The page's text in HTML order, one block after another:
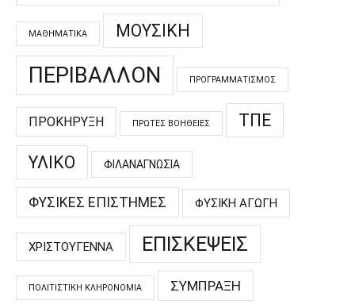
ΜΑΘΗΜΑΤΙΚΆ ΜΟΥΣΙΚΉ
ΠΕΡΙΒΆΛΛΟΝ ΠΡΟΓΡΑΜΜΑΤΙΣΜΌΣ
ΠΡΟΚΉΡΥΞΗ ΠΡΏΤΕΣ ΒΟΉΘΕΙΕΣ ΤΠΕ
ΥΛΙΚΌ ΦΙΛΑΝΑΓΝΩΣΊΑ
ΦΥΣΙΚΈΣ ΕΠΙΣΤΉΜΕΣ ΦΥΣΙΚΉ ΑΓΩΓΉ
ΧΡΙΣΤΟΎΓΕΝΝΑ ΕΠΙΣΚΈΨΕΙΣ
ΠΟΛΙΤΙΣΤΙΚΉ ΚΛΗΡΟΝΟΜΙΆ ΣΎΜΠΡΑΞΗ